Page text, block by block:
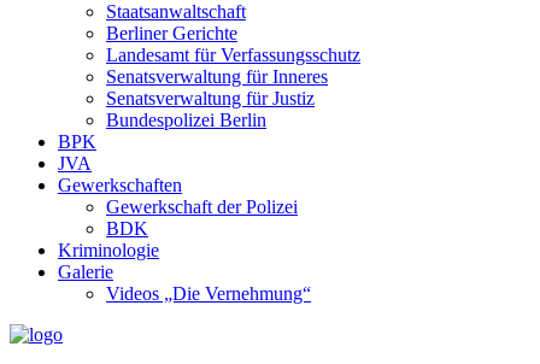
Staatsanwaltschaft
Berliner Gerichte
Landesamt für Verfassungsschutz
Senatsverwaltung für Inneres
Senatsverwaltung für Justiz
Bundespolizei Berlin
BPK
JVA
Gewerkschaften
Gewerkschaft der Polizei
BDK
Kriminologie
Galerie
Videos „Die Vernehmung“